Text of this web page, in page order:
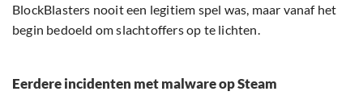
BlockBlasters nooit een legitiem spel was, maar vanaf het
begin bedoeld om slachtoffers op te lichten.
Eerdere incidenten met malware op Steam